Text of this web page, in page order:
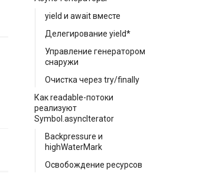
yield и await вместе
Делегирование yield*
Управление генератором
снаружи
Очистка через try/finally
Как readable-потоки
реализуют
Symbol.asyncIterator
Backpressure и
highWaterMark
Освобождение ресурсов